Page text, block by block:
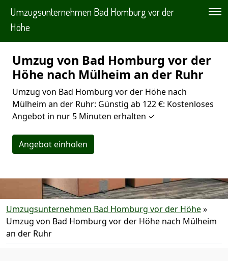
Umzugsunternehmen Bad Homburg vor der
Höhe
Umzug von Bad Homburg vor der
Höhe nach Mülheim an der Ruhr
Umzug von Bad Homburg vor der Höhe nach
Mülheim an der Ruhr: Günstig ab 122 €: Kostenloses
Angebot in nur 5 Minuten erhalten ✓
Angebot einholen
Umzugsunternehmen Bad Homburg vor der Höhe»
Umzug von Bad Homburg vor der Höhe nach Mülheim
an der Ruhr